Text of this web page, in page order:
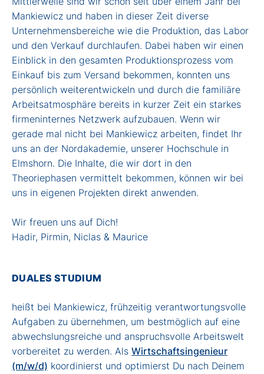
Mankiewicz und haben in dieser Zeit diverse
Unternehmensbereiche wie die Produktion, das Labor
und den Verkauf durchlaufen. Dabei haben wir einen
Einblick in den gesamten Produktionsprozess vom
Einkauf bis zum Versand bekommen, konnten uns
persönlich weiterentwickeln und durch die familiäre
Arbeitsatmosphäre bereits in kurzer Zeit ein starkes
firmeninternes Netzwerk aufzubauen. Wenn wir
gerade mal nicht bei Mankiewicz arbeiten, findet Ihr
uns an der Nordakademie, unserer Hochschule in
Elmshorn. Die Inhalte, die wir dort in den
Theoriephasen vermittelt bekommen, können wir bei
uns in eigenen Projekten direkt anwenden.
Wir freuen uns auf Dich!
Hadir, Pirmin, Niclas & Maurice
DUALES STUDIUM
heißt bei Mankiewicz, frühzeitig verantwortungsvolle
Aufgaben zu übernehmen, um bestmöglich auf eine
abwechslungsreiche und anspruchsvolle Arbeitswelt
vorbereitet zu werden. Als Wirtschaftsingenieur
(m/w/d) koordinierst und optimierst Du nach Deinem